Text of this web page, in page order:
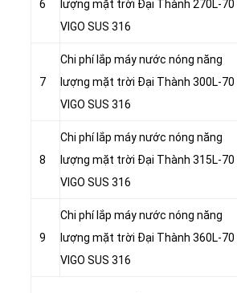
6
lượng mặt trời Đại Thành 270L-70
VIGO SUS 316
7
Chi phí lắp máy nước nóng năng
lượng mặt trời Đại Thành 300L-70
VIGO SUS 316
8
Chi phí lắp máy nước nóng năng
lượng mặt trời Đại Thành 315L-70
VIGO SUS 316
9
Chi phí lắp máy nước nóng năng
lượng mặt trời Đại Thành 360L-70
VIGO SUS 316